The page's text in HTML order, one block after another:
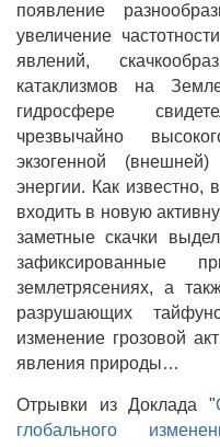
появление
увеличение
явлений,
катаклизмов на
гидросфере
чрезвычайно
экзогенной
энергии. Как известно,
входить в новую
заметные скачки
зафиксированные
землетрясениях, а
разрушающих
изменение грозовой
явления природы…
Отрывки из Доклада "
глобального